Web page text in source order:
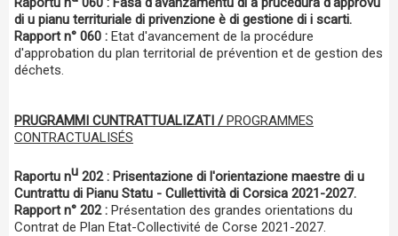
di u pianu territuriale di privenzione è di gestione di i scarti.
Rapport n° 060 : Etat d'avancement de la procédure
d'approbation du plan territorial de prévention et de gestion des
déchets.
PRUGRAMMI CUNTRATTUALIZATI /PROGRAMMES
CONTRACTUALISÉS
Raportu nu 202 : Prisentazione di l'orientazione maestre di u
Cuntrattu di Pianu Statu - Cullettività di Corsica 2021-2027.
Rapport n° 202 : Présentation des grandes orientations du
Contrat de Plan Etat-Collectivité de Corse 2021-2027.